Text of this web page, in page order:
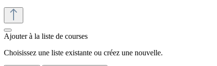
Ajouter à la liste de courses
Choisissez une liste existante ou créez une nouvelle.